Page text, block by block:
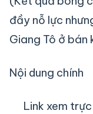
đầy nỗ lực
Giang Tô ở
Nội dung chính
Link xem